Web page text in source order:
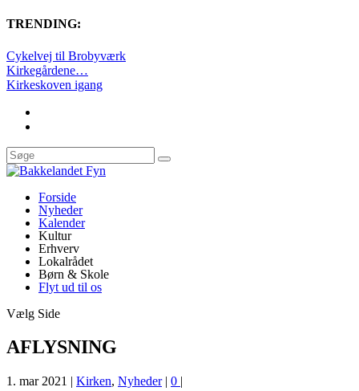
TRENDING:
Cykelvej til Brobyværk
Kirkegårdene…
Kirkeskoven igang
Forside
Nyheder
Kalender
Kultur
Erhverv
Lokalrådet
Børn & Skole
Flyt ud til os
Vælg Side
AFLYSNING
1. mar 2021 | Kirken, Nyheder| 0 |